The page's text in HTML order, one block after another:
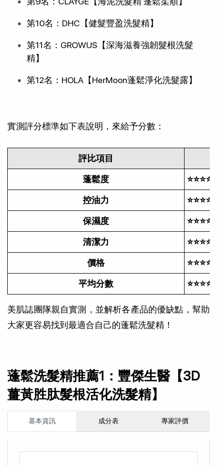
第10名：DHC【健髮豐盈洗髮精】
第11名：GROWUS【深海滋養強韌髮根洗髮
精】
第12名：HOLA【HerMoon蓬鬆淨化洗髮露】
實測評分標準如下表說明，來給予分數：
評比項目
蓬鬆度
控油力
保濕度
清潔力
價格
平均分數
美肌誌團隊親自實測，並解析各產品的優缺點，幫助
大家更容易找到最適合自己的蓬鬆洗髮精！
蓬鬆洗髮精推薦1：豐傑生醫【3D
薑黃胜肽髮根活化洗髮精】
基本資訊 成分表 專家評價